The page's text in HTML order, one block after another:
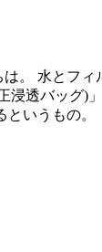
。 水とフ
浸透バッ
というもの